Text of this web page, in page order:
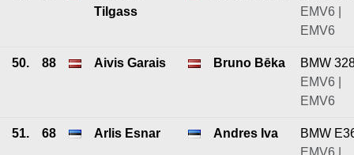
Tilgass
EMV6 |
EMV6
50. 88 Aivis Garais Bruno Bēka
BMW
EMV6 |
EMV6
51. 68 Arlis Esnar Andres Iva
BMW
EMV6 |